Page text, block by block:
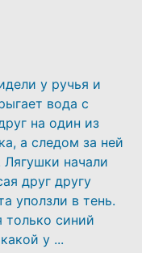
у ручья и
вода с
на один из
а следом за ней
Лягушки начали
друг другу
уползли в тень.
только синий
у ...